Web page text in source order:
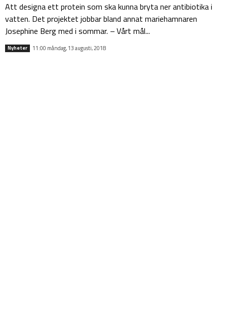
Att designa ett protein som ska kunna bryta ner antibiotika i
vatten. Det projektet jobbar bland annat mariehamnaren
Josephine Berg med i sommar. – Vårt mål...
Nyheter 11:00 måndag, 13 augusti, 2018